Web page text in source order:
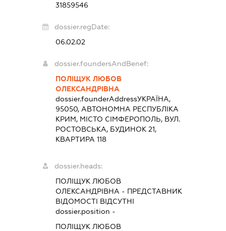
31859546
dossier.regDate:
06.02.02
dossier.foundersAndBenef:
ПОЛІЩУК ЛЮБОВ
ОЛЕКСАНДРІВНА
dossier.founderAddressУКРАЇНА,
95050, АВТОНОМНА РЕСПУБЛІКА
КРИМ, МІСТО СІМФЕРОПОЛЬ, ВУЛ.
РОСТОВСЬКА, БУДИНОК 21,
КВАРТИРА 118
dossier.heads:
ПОЛІЩУК ЛЮБОВ
ОЛЕКСАНДРІВНА - ПРЕДСТАВНИК
ВІДОМОСТІ ВІДСУТНІ
dossier.position -
ПОЛІЩУК ЛЮБОВ